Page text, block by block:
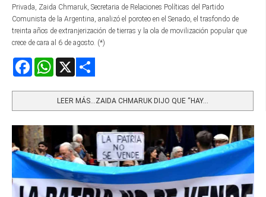
Privada, Zaida Chmaruk, Secretaria de Relaciones Políticas del Partido
Comunista de la Argentina, analizó el poroteo en el Senado, el trasfondo de
treinta años de extranjerización de tierras y la ola de movilización popular que
crece de cara al 6 de agosto. (*)
FacebookWhatsApp
LEER MÁS…ZAIDA CHMARUK DIJO QUE “HAY...